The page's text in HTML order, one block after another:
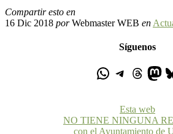
Compartir esto en
16 Dic 2018 porWebmaster WEB en
Síguenos
Esta web
NO TIENE NINGUNA
con el Ayuntamiento de